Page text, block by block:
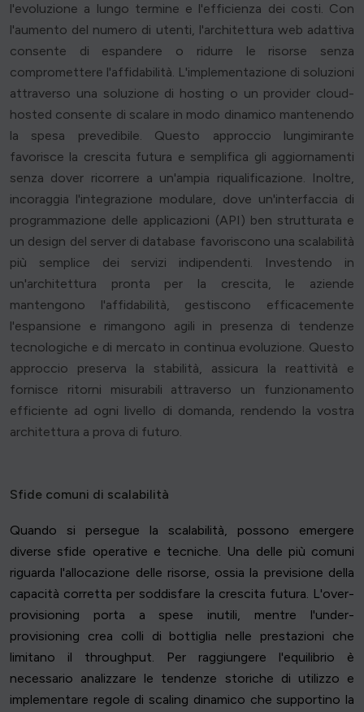
l'evoluzione a lungo termine e l'efficienza dei costi. Con
l'aumento del numero di utenti, l'architettura web adattiva
consente di espandere o ridurre le risorse senza
compromettere l'affidabilità. L'implementazione di soluzioni
attraverso una soluzione di hosting o un provider cloud-
hosted consente di scalare in modo dinamico mantenendo
la spesa prevedibile. Questo approccio lungimirante
favorisce la crescita futura e semplifica gli aggiornamenti
senza dover ricorrere a un'ampia riqualificazione. Inoltre,
incoraggia l'integrazione modulare, dove un'interfaccia di
programmazione delle applicazioni (API) ben strutturata e
un design del server di database favoriscono una scalabilità
più semplice dei servizi indipendenti. Investendo in
un'architettura pronta per la crescita, le aziende
mantengono l'affidabilità, gestiscono efficacemente
l'espansione e rimangono agili in presenza di tendenze
tecnologiche e di mercato in continua evoluzione. Questo
approccio preserva la stabilità, assicura la reattività e
fornisce ritorni misurabili attraverso un funzionamento
efficiente ad ogni livello di domanda, rendendo la vostra
architettura a prova di futuro.
Sfide comuni di scalabilità
Quando si persegue la scalabilità, possono emergere
diverse sfide operative e tecniche. Una delle più comuni
riguarda l'allocazione delle risorse, ossia la previsione della
capacità corretta per soddisfare la crescita futura. L'over-
provisioning porta a spese inutili, mentre l'under-
provisioning crea colli di bottiglia nelle prestazioni che
limitano il throughput. Per raggiungere l'equilibrio è
necessario analizzare le tendenze storiche di utilizzo e
implementare regole di scaling dinamico che supportino la